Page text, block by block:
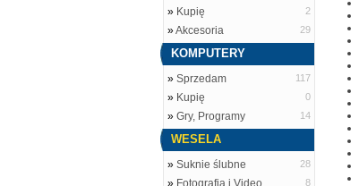
» Kupię 2
»Akcesoria 29
KOMPUTERY
» Sprzedam 117
» Kupię 0
» Gry, Programy 14
WESELA
» Suknie ślubne 28
» Fotografia i Video 8